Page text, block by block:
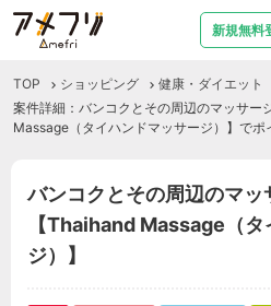
新規無料
TOP ショッピング 健康・ダイエット
案件詳細：バンコクとその周辺のマッサー
Massage（タイハンドマッサージ）】でポ
バンコクとその周辺のマッ
【Thaihand Massage（
ジ）】